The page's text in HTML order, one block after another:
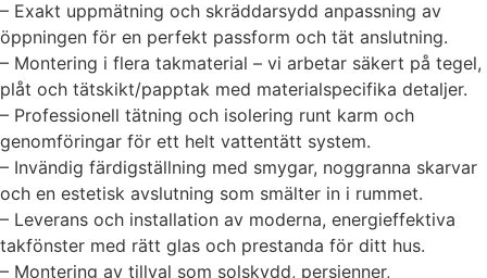
– Exakt uppmätning och skräddarsydd anpassning av
öppningen för en perfekt passform och tät anslutning.
– Montering i flera takmaterial – vi arbetar säkert på tegel,
plåt och tätskikt/papptak med materialspecifika detaljer.
– Professionell tätning och isolering runt karm och
genomföringar för ett helt vattentätt system.
– Invändig färdigställning med smygar, noggranna skarvar
och en estetisk avslutning som smälter in i rummet.
– Leverans och installation av moderna, energieffektiva
takfönster med rätt glas och prestanda för ditt hus.
– Montering av tillval som solskydd, persienner,